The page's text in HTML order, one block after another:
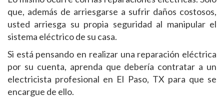
que, además de arriesgarse a sufrir daños costosos,
usted arriesga su propia seguridad al manipular el
sistema eléctrico de su casa.
Si está pensando en realizar una reparación eléctrica
por su cuenta, aprenda que debería contratar a un
electricista profesional en El Paso, TX para que se
encargue de ello.